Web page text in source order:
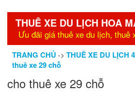
THUÊ XE DU LỊCH HOA
Ưu đãi giá thuê xe du lịch, thuê
TRANG CHỦ -> THUÊ XE DU LỊCH
thuê xe 29 chỗ
cho thuê xe 29 chỗ